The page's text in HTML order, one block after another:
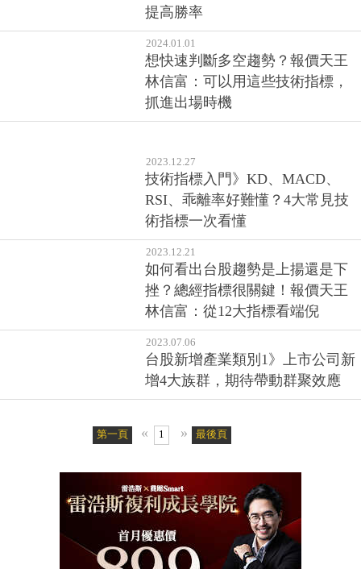
提高勝率
2024.01.01
想快速判斷多空趨勢？報價天王
林信富：可以用這些技術指標，
抓進出場時機
2023.12.27
技術指標入門》KD、MACD、
RSI、乖離率好難懂？4大常見技
術指標一次看懂
2023.12.21
如何看出台股趨勢是上揚還是下
挫？總經指標很關鍵！報價天王
林信富：從12大指標看端倪
2023.07.06
台股新增產業類別1》上市公司新
增4大族群，期待帶動群聚效應
第一頁 « 1 » 最後頁